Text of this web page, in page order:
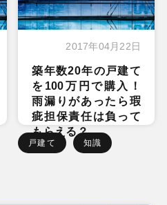
2017年04月22日
築年数20年の戸建て
を100万円で購入！
雨漏りがあったら瑕
疵担保責任は負って
もらえる？
戸建て 知識